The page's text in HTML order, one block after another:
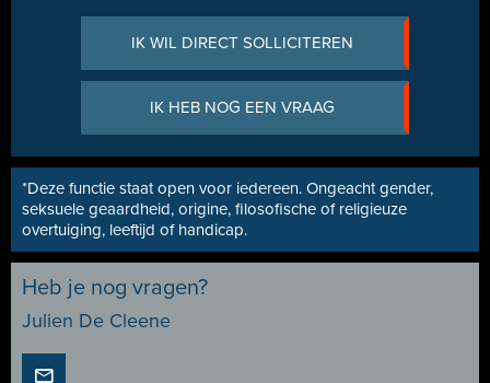
IK WIL DIRECT SOLLICITEREN
IK HEB NOG EEN VRAAG
*Deze functie staat open voor iedereen. Ongeacht gender,
seksuele geaardheid, origine, filosofische of religieuze
overtuiging, leeftijd of handicap.
Heb je nog vragen?
Julien De Cleene